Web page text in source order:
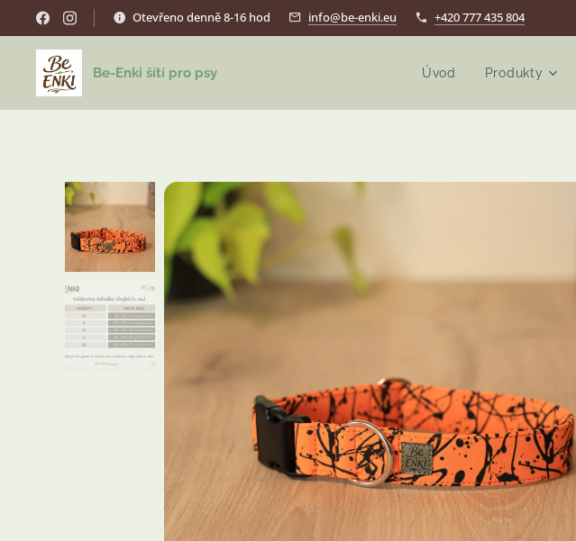
Otevřeno denně 8-16 hod info@be-enki.eu +420 777 435 804
Be-Enki šítí pro psy Úvod Produkty